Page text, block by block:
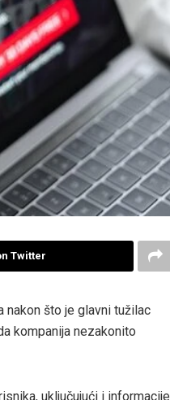
Twitter
nakon što je glavni tužilac
kompanija nezakonito
uključujući i informacije